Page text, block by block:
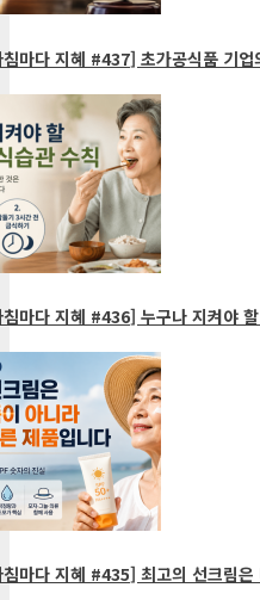
마다 지혜 #437] 초가공식품 기업
마다 지혜 #436] 누구나 지켜야 할
마다 지혜 #435] 최고의 선크림은